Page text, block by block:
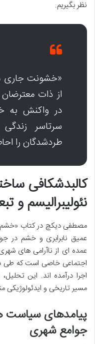
نظر بگیریم.
«خشونت جاری
از ذات
در واکنش به
سرتاسر
طردشدگان را
کالبدشکافی
نئولیبرالیسم و
مصطفی دیکچ در کتاب «خشم
عمیق نابرابری و خشم در
عمده ای از ناآرامی های
اجتماعی خاصی است که طی
اجرا درآمده اند. این
مسیر تاریخی و
پیامدهای سیاست
جوامع شهری